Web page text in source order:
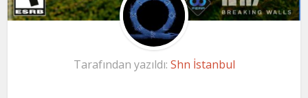
Tarafından yazıldı: Shn İstanbul